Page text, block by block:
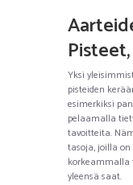
Yksi
pisteiden
esimerkiksi
pelaamalla
tavoitteita.
tasoja, joilla
korkeammalla
yleensä saat.